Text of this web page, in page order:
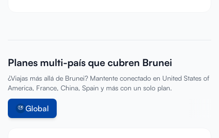
Planes multi-país que cubren Brunei
¿Viajas más allá de Brunei? Mantente conectado en United States of
America, France, China, Spain y más con un solo plan.
Global